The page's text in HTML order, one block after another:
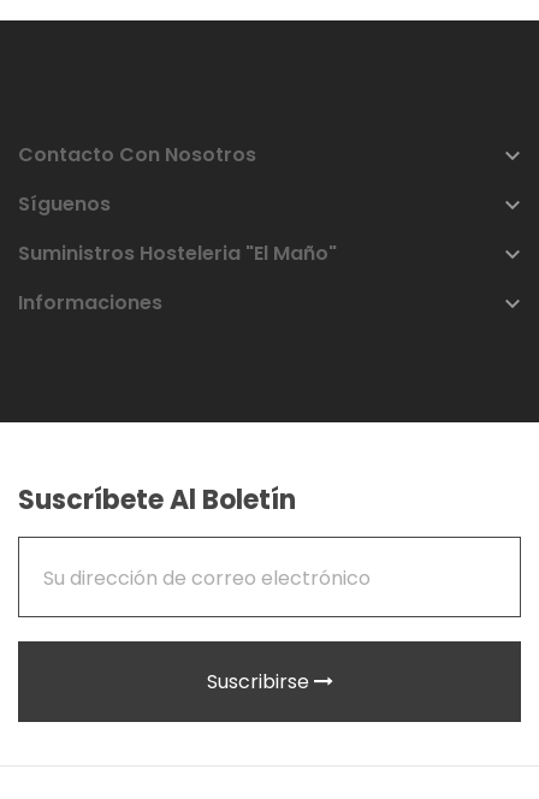
Contacto Con Nosotros 
Síguenos 
Suministros Hosteleria "El Maño" 
Informaciones 
Suscríbete Al Boletín
Suscribirse